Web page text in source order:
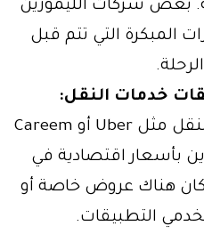
بعض شركات الليموزين
المبكرة التي تتم قبل
بالتالي تطبيقات خدمات النقل مثل Uber أو Careem
بأسعار اقتصادية في
كان هناك عروض خاصة أو
التطبيقات.